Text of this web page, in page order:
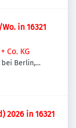
in 16321
Co. KG
bei Berlin,
2026 in 16321